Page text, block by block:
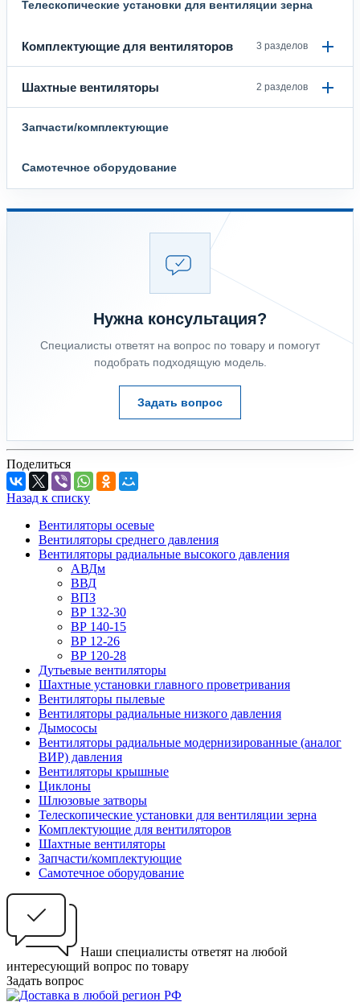
Телескопические установки для вентиляции зерна
Комплектующие для вентиляторов 3 разделов
Шахтные вентиляторы 2 разделов
Запчасти/комплектующие
Самотечное оборудование
Нужна консультация?
Специалисты ответят на вопрос по товару и помогут
подобрать подходящую модель.
Задать вопрос
Поделиться
Назад к списку
Вентиляторы осевые
Вентиляторы среднего давления
Вентиляторы радиальные высокого давления
АВДм
ВВД
ВПЗ
ВР 132-30
ВР 140-15
ВР 12-26
ВР 120-28
Дутьевые вентиляторы
Шахтные установки главного проветривания
Вентиляторы пылевые
Вентиляторы радиальные низкого давления
Дымососы
Вентиляторы радиальные модернизированные (аналог
ВИР) давления
Вентиляторы крышные
Циклоны
Шлюзовые затворы
Телескопические установки для вентиляции зерна
Комплектующие для вентиляторов
Шахтные вентиляторы
Запчасти/комплектующие
Самотечное оборудование
Наши специалисты ответят на любой
интересующий вопрос по товару
Задать вопрос